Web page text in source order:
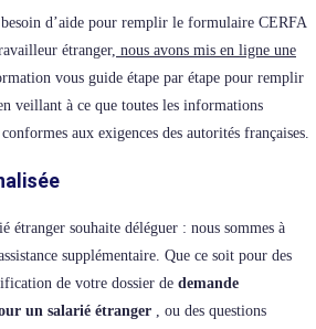
d’aide pour remplir le formulaire CERFA
étranger, nous avons mis en ligne une
vous guide étape par étape pour remplir
veillant à ce que toutes les informations
aux exigences des autorités françaises.
étranger souhaite déléguer : nous sommes à
supplémentaire. Que ce soit pour des
de votre dossier de demande
un salarié étranger , ou des questions